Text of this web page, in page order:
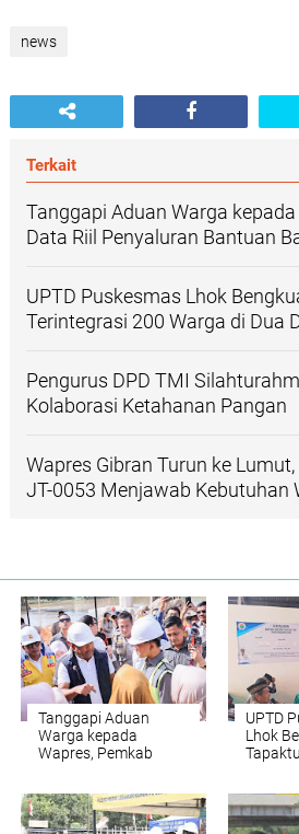
news
Terkait
Tanggapi Aduan Warga
Data Riil Penyaluran Bantuan
UPTD Puskesmas Lhok
Terintegrasi 200 Warga di Dua
Pengurus DPD TMI
Kolaborasi Ketahanan Pangan
Wapres Gibran Turun ke
JT-0053 Menjawab Kebutuhan
Tanggapi Aduan
Warga kepada
Wapres, Pemkab
Banjir
UPTD
Lhok
Melalui